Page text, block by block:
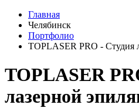
Главная
Челябинск
Портфолио
TOPLASER PRO - Студия
TOPLASER
лазерной